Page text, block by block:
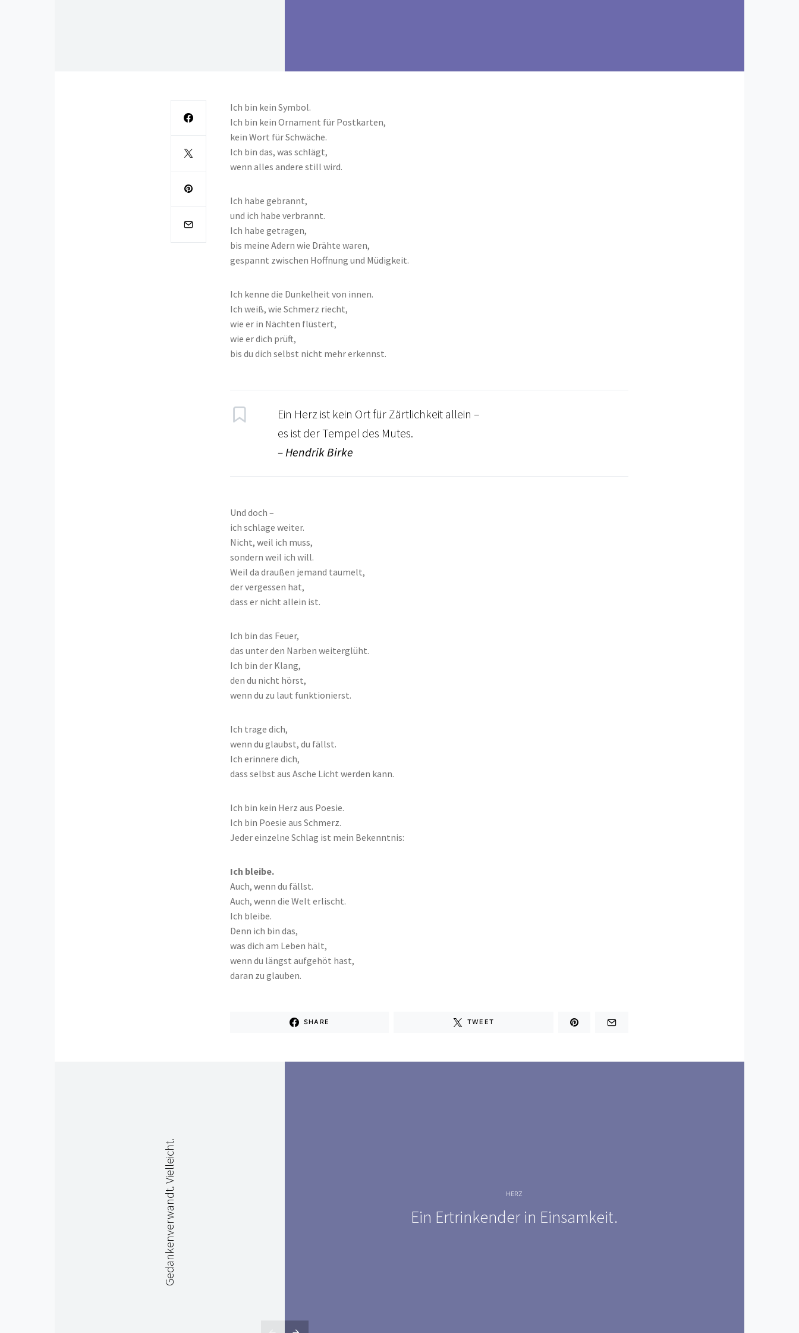
Ich bin kein Symbol.
Ich bin kein Ornament für Postkarten,
kein Wort für Schwäche.
Ich bin das, was schlägt,
wenn alles andere still wird.
Ich habe gebrannt,
und ich habe verbrannt.
Ich habe getragen,
bis meine Adern wie Drähte waren,
gespannt zwischen Hoffnung und Müdigkeit.
Ich kenne die Dunkelheit von innen.
Ich weiß, wie Schmerz riecht,
wie er in Nächten flüstert,
wie er dich prüft,
bis du dich selbst nicht mehr erkennst.
Ein Herz ist kein Ort für Zärtlichkeit allein –
es ist der Tempel des Mutes.
– Hendrik Birke
Und doch –
ich schlage weiter.
Nicht, weil ich muss,
sondern weil ich will.
Weil da draußen jemand taumelt,
der vergessen hat,
dass er nicht allein ist.
Ich bin das Feuer,
das unter den Narben weiterglüht.
Ich bin der Klang,
den du nicht hörst,
wenn du zu laut funktionierst.
Ich trage dich,
wenn du glaubst, du fällst.
Ich erinnere dich,
dass selbst aus Asche Licht werden kann.
Ich bin kein Herz aus Poesie.
Ich bin Poesie aus Schmerz.
Jeder einzelne Schlag ist mein Bekenntnis:
Ich bleibe.
Auch, wenn du fällst.
Auch, wenn die Welt erlischt.
Ich bleibe.
Denn ich bin das,
was dich am Leben hält,
wenn du längst aufgehöt hast,
daran zu glauben.
SHARE TWEET
Gedankenverwandt. Vielleicht. HERZ
Ein Ertrinkender in Einsamkeit.